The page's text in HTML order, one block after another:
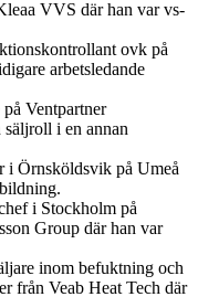
VVS där han var vs-
ovk på
arbetsledande
Ventpartner
i en annan
i Örnsköldsvik på Umeå
i Stockholm på
Group där han var
inom befuktning och
från Veab Heat Tech där